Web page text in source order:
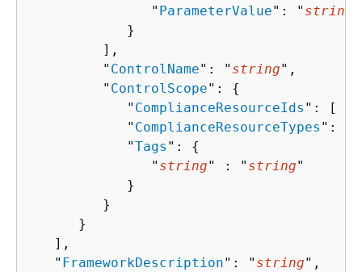
               "
ParameterValue": " string
            }
         ],
         "
ControlName": " string",
         "
ControlScope": {
            "
ComplianceResourceIds ": [ "
            "
ComplianceResourceTypes ": [
            "
Tags ": {
               "
string" : " string"
            }
         }
      }
   ],
   "
FrameworkDescription": " string",